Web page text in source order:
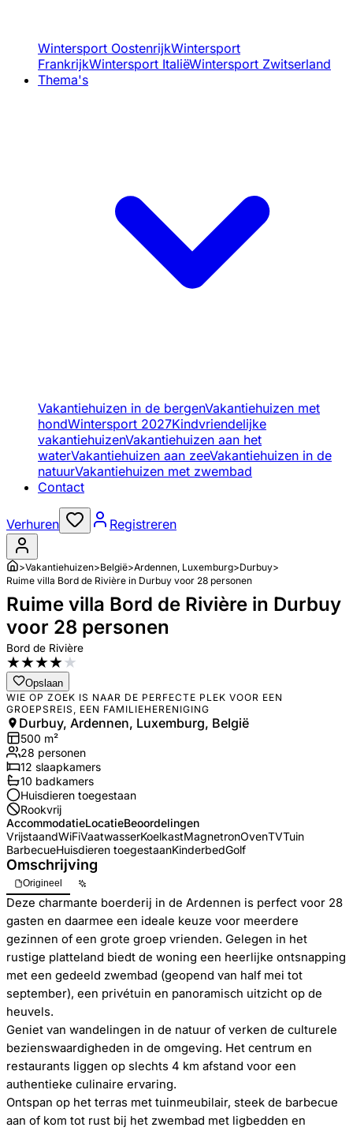
Wintersport OostenrijkWintersport
FrankrijkWintersport ItaliëWintersport Zwitserland
Thema's
Vakantiehuizen in de bergenVakantiehuizen met
hondWintersport 2027Kindvriendelijke
vakantiehuizenVakantiehuizen aan het
waterVakantiehuizen aan zeeVakantiehuizen in de
natuurVakantiehuizen met zwembad
Contact
Verhuren Registreren
>Vakantiehuizen>België>Ardennen, Luxemburg>Durbuy>
Ruime villa Bord de Rivière in Durbuy voor 28 personen
Ruime villa Bord de Rivière in Durbuy
voor 28 personen
Bord de Rivière
★★★★★
Opslaan
WIE OP ZOEK IS NAAR DE PERFECTE PLEK VOOR EEN
GROEPSREIS, EEN FAMILIEHERENIGING
Durbuy, Ardennen, Luxemburg, België
500 m²
28 personen
12 slaapkamers
10 badkamers
Huisdieren toegestaan
Rookvrij
AccommodatieLocatieBeoordelingen
VrijstaandWiFiVaatwasserKoelkastMagnetronOvenTVTuin
BarbecueHuisdieren toegestaanKinderbedGolf
Omschrijving
Origineel
Deze charmante boerderij in de Ardennen is perfect voor 28
gasten en daarmee een ideale keuze voor meerdere
gezinnen of een grote groep vrienden. Gelegen in het
rustige platteland biedt de woning een heerlijke ontsnapping
met een gedeeld zwembad (geopend van half mei tot
september), een privétuin en panoramisch uitzicht op de
heuvels.
Geniet van wandelingen in de natuur of verken de culturele
bezienswaardigheden in de omgeving. Het centrum en
restaurants liggen op slechts 4 km afstand voor een
authentieke culinaire ervaring.
Ontspan op het terras met tuinmeubilair, steek de barbecue
aan of kom tot rust bij het zwembad met ligbedden en